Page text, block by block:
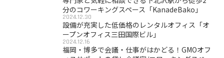
分のコワーキングスペース「KanadeBako」
2024.12.30
設備が充実した低価格のレンタルオフィス「オ
ープンオフィス三田国際ビル」
2024.12.16
福岡・博多で会議・仕事がはかどる！GMOオフ